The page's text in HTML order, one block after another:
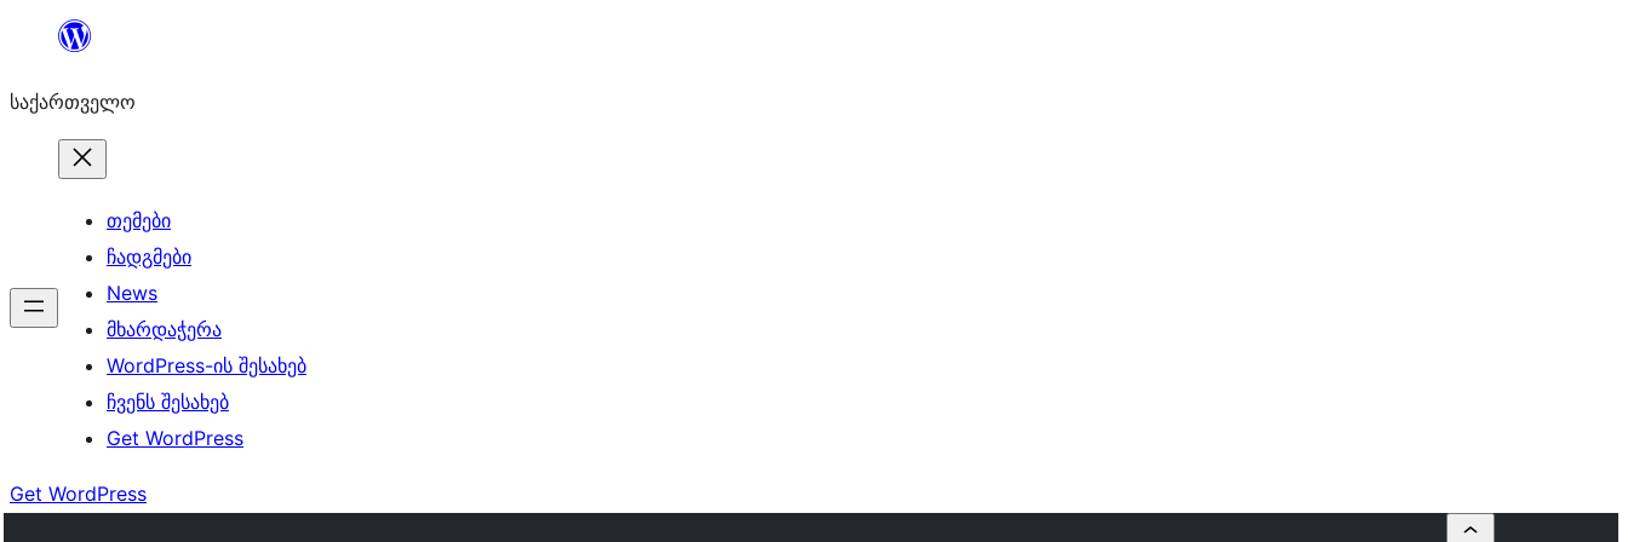
შიგთავსზე
საქართველო
თემები
ჩადგმები
News
მხარდაჭერა
WordPress-ის შესახებ
ჩვენს შესახებ
Get WordPress
Get WordPress